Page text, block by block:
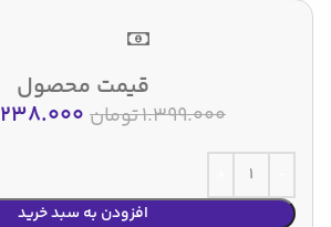
قیمت محصول
1.399.000تومان 238.000
افزودن به سبد خرید